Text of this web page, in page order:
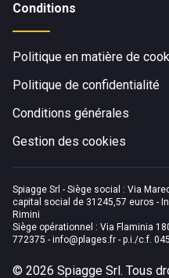
Conditions
Politique en matière de
Politique de confidentialité
Conditions générales
Gestion des cookies
Spiagge Srl - Siège social : Via
capital social de 31245,57 euros -
Rimini
Siège opérationnel : Via Flaminia
772375 - info@plages.fr - p.i./c.f.
© 2026 Spiagge Srl. Tous